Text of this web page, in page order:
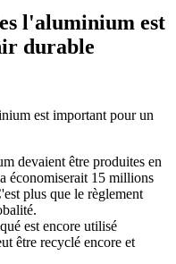
l'aluminium est
durable
est important pour un
devaient être produites en
économiserait 15 millions
plus que le règlement
est encore utilisé
être recyclé encore et